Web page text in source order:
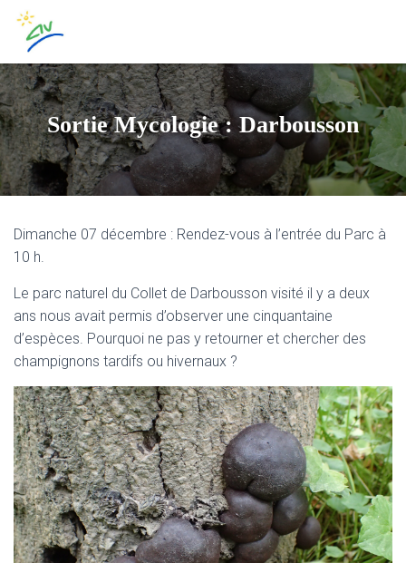
Sortie Mycologie : Darbousson
Dimanche 07 décembre : Rendez-vous à l’entrée du Parc à
10 h.
Le parc naturel du Collet de Darbousson visité il y a deux
ans nous avait permis d’observer une cinquantaine
d’espèces. Pourquoi ne pas y retourner et chercher des
champignons tardifs ou hivernaux ?